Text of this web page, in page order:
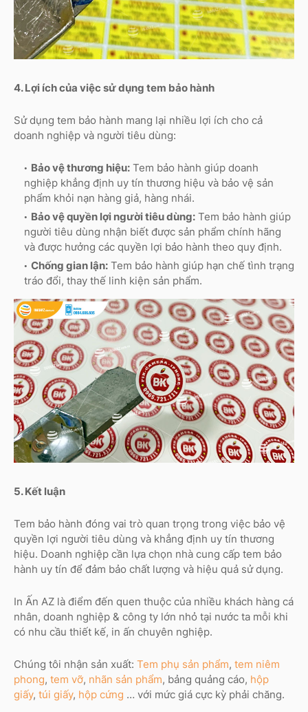
4. Lợi ích của việc sử dụng tem bảo hành
Sử dụng tem bảo hành mang lại nhiều lợi ích cho cả
doanh nghiệp và người tiêu dùng:
Bảo vệ thương hiệu: Tem bảo hành giúp doanh
nghiệp khẳng định uy tín thương hiệu và bảo vệ sản
phẩm khỏi nạn hàng giả, hàng nhái.
Bảo vệ quyền lợi người tiêu dùng: Tem bảo hành giúp
người tiêu dùng nhận biết được sản phẩm chính hãng
và được hưởng các quyền lợi bảo hành theo quy định.
Chống gian lận: Tem bảo hành giúp hạn chế tình trạng
tráo đổi, thay thế linh kiện sản phẩm.
5. Kết luận
Tem bảo hành đóng vai trò quan trọng trong việc bảo vệ
quyền lợi người tiêu dùng và khẳng định uy tín thương
hiệu. Doanh nghiệp cần lựa chọn nhà cung cấp tem bảo
hành uy tín để đảm bảo chất lượng và hiệu quả sử dụng.
In Ấn AZ là điểm đến quen thuộc của nhiều khách hàng cá
nhân, doanh nghiệp & công ty lớn nhỏ tại nước ta mỗi khi
có nhu cầu thiết kế, in ấn chuyên nghiệp.
Chúng tôi nhận sản xuất: Tem phụ sản phẩm, tem niêm
phong, tem vỡ, nhãn sản phẩm, bảng quảng cáo, hộp
giấy, túi giấy, hộp cứng … với mức giá cực kỳ phải chăng.